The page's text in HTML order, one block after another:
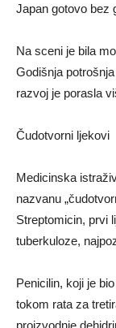
Japan gotovo bez
Na sceni je bila
Godišnja
razvoj je porasla
Čudotvorni ljekovi
Medicinska
nazvanu
Streptomicin, prvi
tuberkuloze,
Penicilin, koji je
tokom rata za
proizvodnje